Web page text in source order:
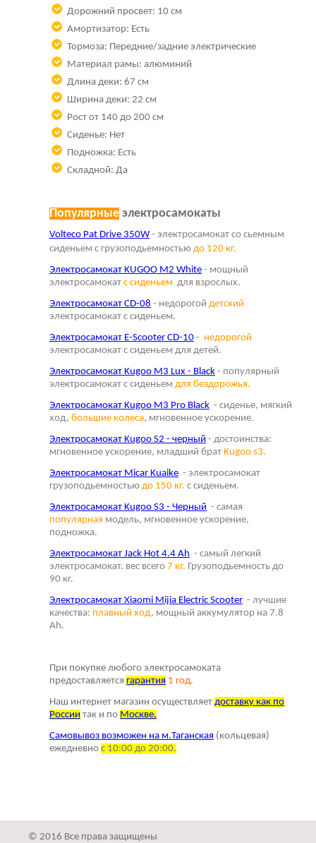
Дорожний просвет: 10 см
Амортизатор: Есть
Тормоза: Передние/задние электрические
Материал рамы: алюминий
Длина деки: 67 см
Ширина деки: 22 см
Рост от 140 до 200 см
Сиденье: Нет
Подножка: Есть
Складной: Да
Популярные электросамокаты
Volteco Pat Drive 350W - электросамокат со сьемным
сиденьем с грузоподьемностью до 120 кг.
Электросамокат KUGOO M2 White - мощный
электросамокат с сиденьем для взрослых.
Электросамокат CD-08 - недорогой детский
электросамокат с сиденьем.
Электросамокат E-Scooter CD-10 - недорогой
электросамокат с сиденьем для детей.
Электросамокат Kugoo M3 Lux - Black - популярный
электросамокат с сиденьем для бездорожья.
Электросамокат Kugoo M3 Pro Black - сиденье, мягкий
ход, большие колеса, мгновенное ускорение.
Электросамокат Kugoo S2 - черный - достоинства:
мгновенное ускорение, младший брат Kugoo s3.
Электросамокат Micar Kuaike - электросамокат
грузоподьемностью до 150 кг. с сиденьем.
Электросамокат Kugoo S3 - Черный - самая
популярная модель, мгновенное ускорение,
подножка.
Электросамокат Jack Hot 4.4 Ah - самый легкий
электросамокат. вес всего 7 кг. Грузоподьемность до
90 кг.
Электросамокат Xiaomi Mijia Electric Scooter - лучшие
качества: плавный ход, мощный аккумулятор на 7.8
Ah.
При покупке любого электросамоката
предоставляется гарантия 1 год.
Наш интернет магазин осуществляет доставку как по
России так и по Москве.
Самовывоз возможен на м.Таганская (кольцевая)
ежедневно с 10:00 до 20:00.
© 2016 Все права защищены